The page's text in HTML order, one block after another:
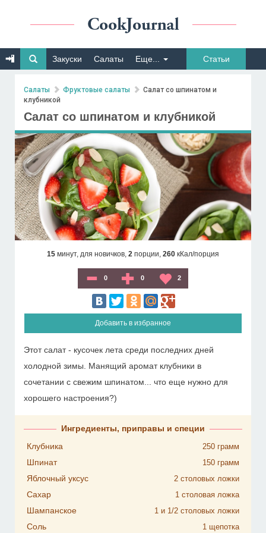
Закуски Салаты Еще... Статьи
Салаты Фруктовые салаты
Салат со шпинатом и
клубникой
Салат со шпинатом и клубникой
15 минут, для новичков, 2 порции, 260 кКал/порция
0 0 2
Добавить в избранное
Этот салат - кусочек лета среди последних дней
холодной зимы. Манящий аромат клубники в
сочетании с свежим шпинатом... что еще нужно для
хорошего настроения?)
Ингредиенты, приправы и специи
Клубника
250 грамм
Шпинат 150 грамм
Яблочный уксус 2 столовых ложки
Сахар 1 столовая ложка
Шампанское 1 и 1/2 столовых ложки
Соль 1 щепотка